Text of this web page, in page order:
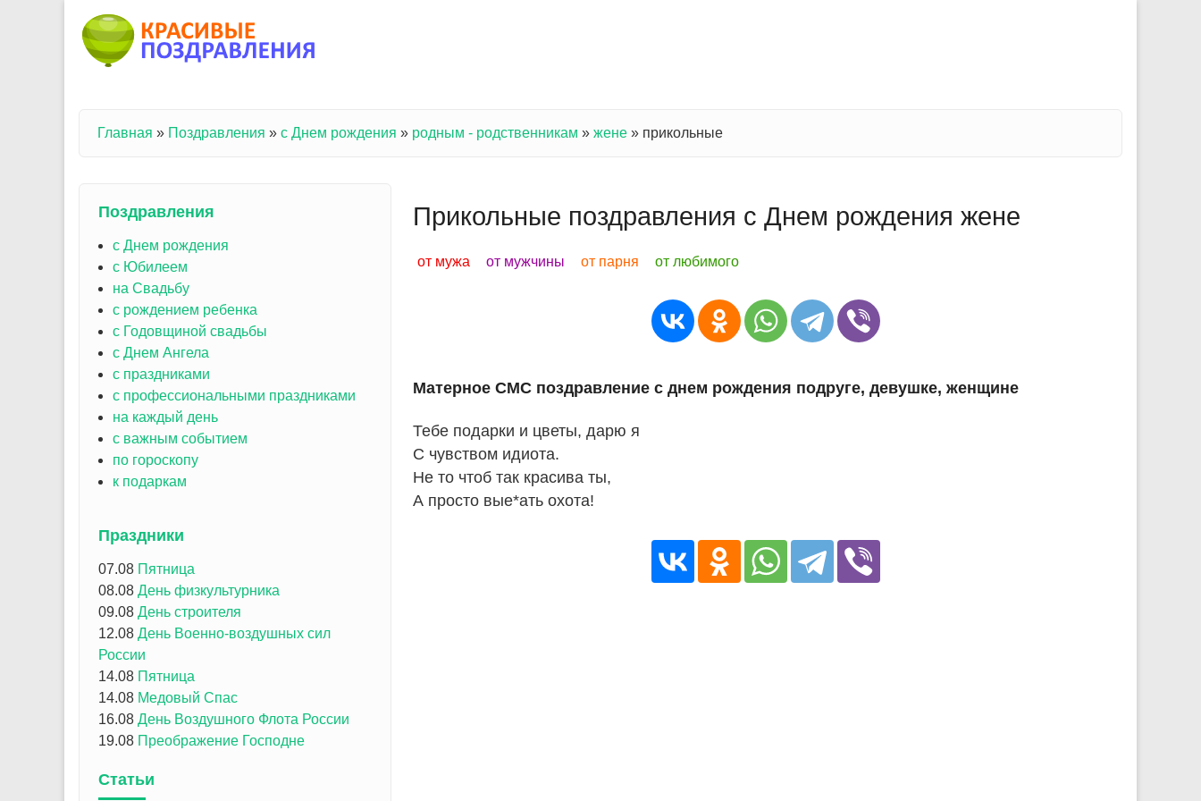
Вы здесь
Главная » Поздравления » с Днем рождения » родным - родственникам » жене » прикольные
Прикольные поздравления с Днем рождения жене
от мужа от мужчины от парня от любимого
Матерное СМС поздравление с днем рождения подруге, девушке, женщине
Тебе подарки и цветы, дарю я
С чувством идиота.
Не то чтоб так красива ты,
А просто вые*ать охота!
Поздравления
с Днем рождения
с Юбилеем
на Свадьбу
с рождением ребенка
с Годовщиной свадьбы
с Днем Ангела
с праздниками
с профессиональными праздниками
на каждый день
с важным событием
по гороскопу
к подаркам
Праздники
07.08 Пятница
08.08 День физкультурника
09.08 День строителя
12.08 День Военно-воздушных сил
России
14.08 Пятница
14.08 Медовый Спас
16.08 День Воздушного Флота России
19.08 Преображение Господне
Статьи